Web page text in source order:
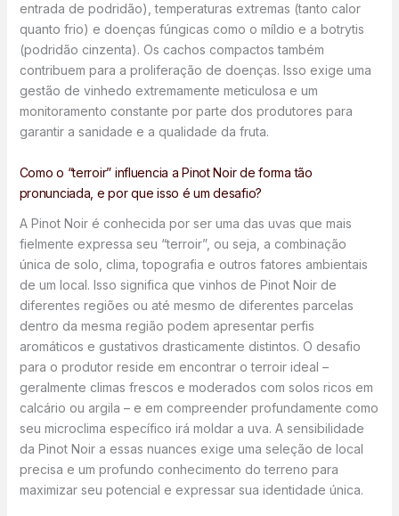
entrada de podridão), temperaturas extremas (tanto calor
quanto frio) e doenças fúngicas como o míldio e a botrytis
(podridão cinzenta). Os cachos compactos também
contribuem para a proliferação de doenças. Isso exige uma
gestão de vinhedo extremamente meticulosa e um
monitoramento constante por parte dos produtores para
garantir a sanidade e a qualidade da fruta.
Como o “terroir” influencia a Pinot Noir de forma tão
pronunciada, e por que isso é um desafio?
A Pinot Noir é conhecida por ser uma das uvas que mais
fielmente expressa seu “terroir”, ou seja, a combinação
única de solo, clima, topografia e outros fatores ambientais
de um local. Isso significa que vinhos de Pinot Noir de
diferentes regiões ou até mesmo de diferentes parcelas
dentro da mesma região podem apresentar perfis
aromáticos e gustativos drasticamente distintos. O desafio
para o produtor reside em encontrar o terroir ideal –
geralmente climas frescos e moderados com solos ricos em
calcário ou argila – e em compreender profundamente como
seu microclima específico irá moldar a uva. A sensibilidade
da Pinot Noir a essas nuances exige uma seleção de local
precisa e um profundo conhecimento do terreno para
maximizar seu potencial e expressar sua identidade única.